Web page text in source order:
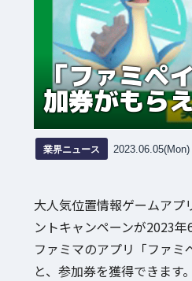
「ファミペ
加券がもら
業界ニュース 2023.06.05(Mon)
大人気位置情報ゲームアプ
ントキャンペーンが2023
ファミマのアプリ「ファ
と、参加券を獲得できます。